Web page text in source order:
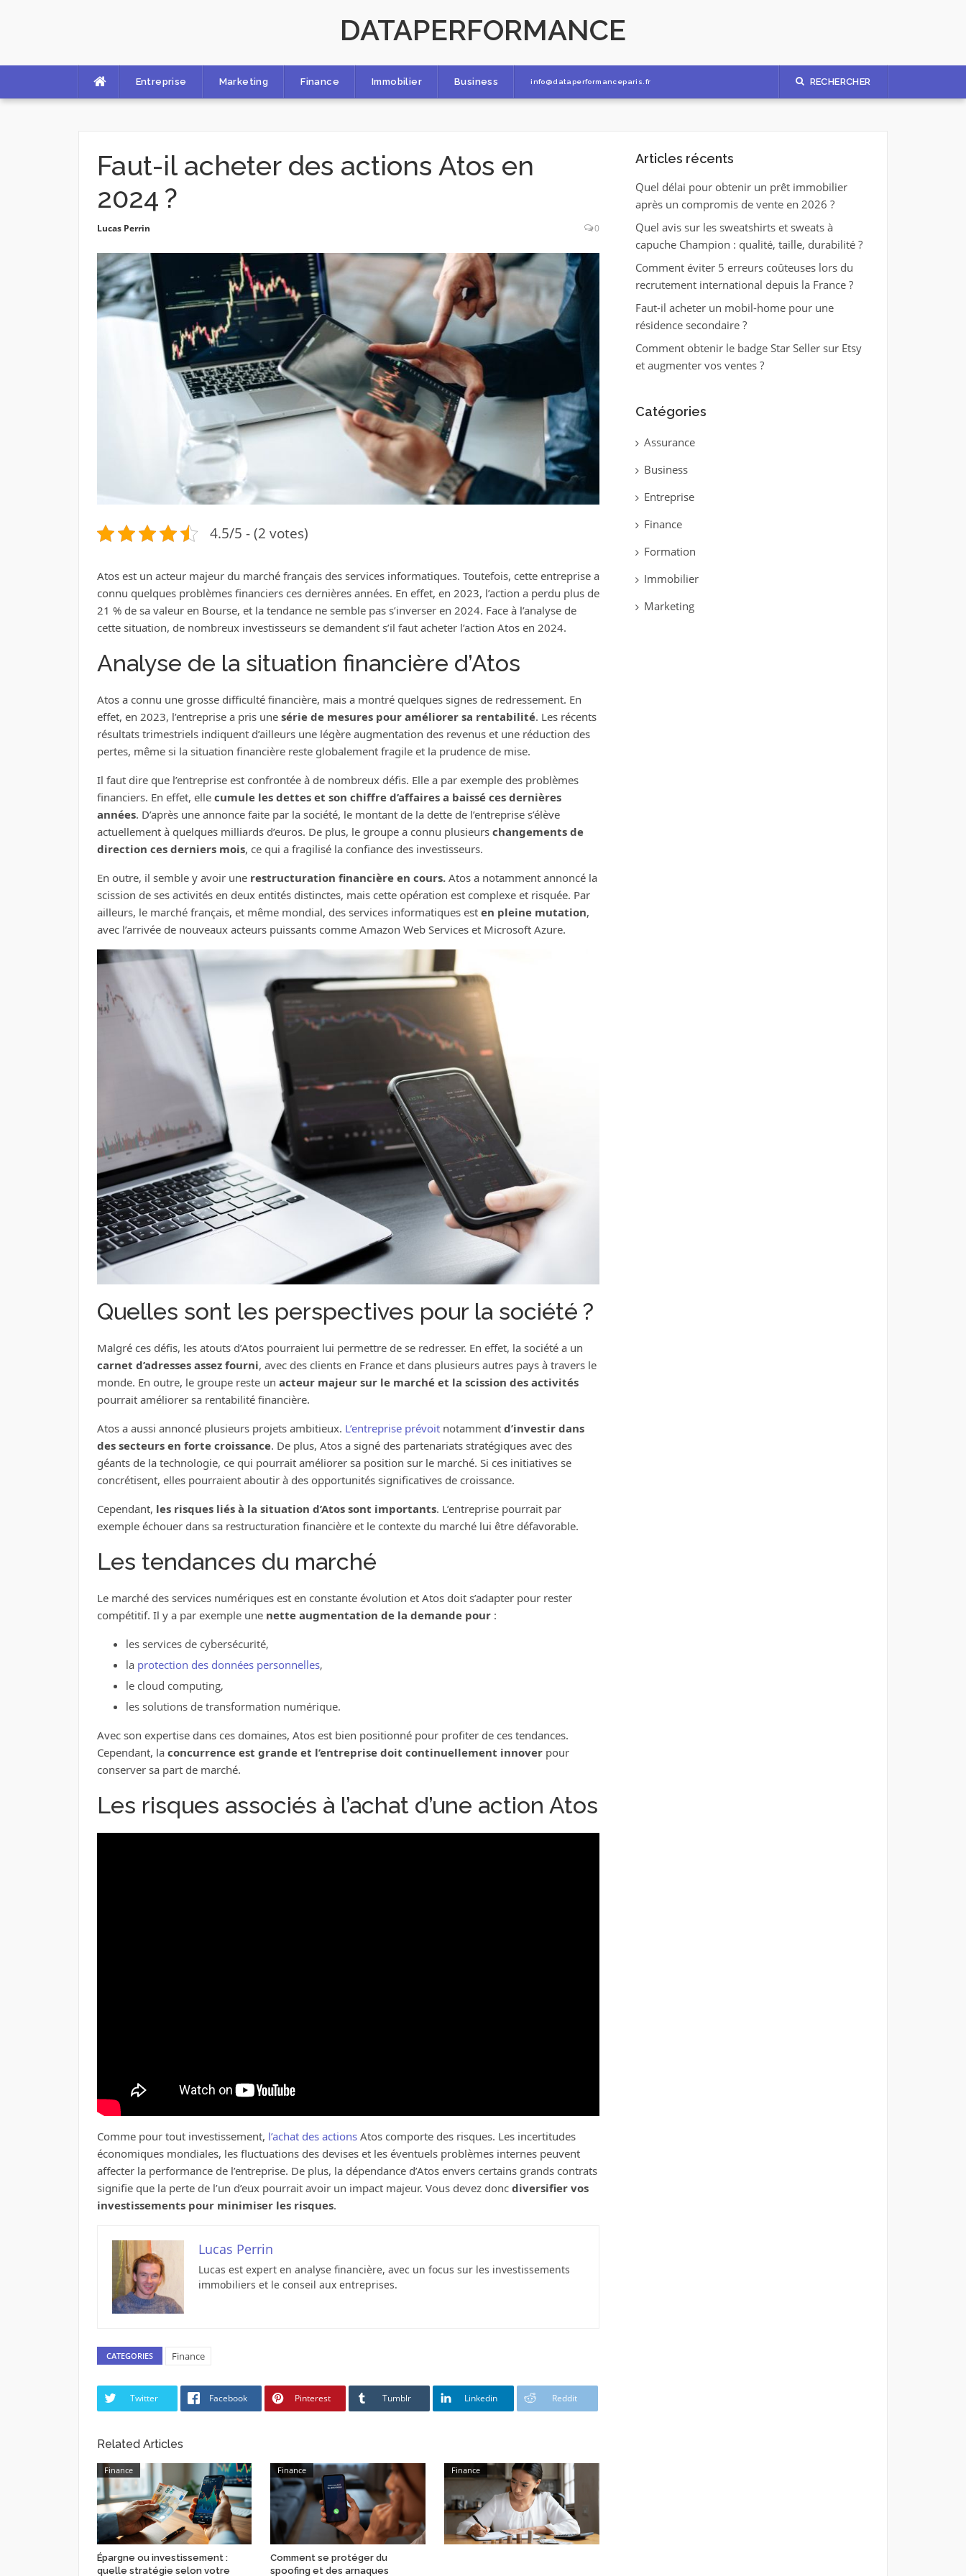
DATAPERFORMANCE
Entreprise Marketing Finance Immobilier Business info@dataperformanceparis.fr RECHERCHER
Faut-il acheter des actions Atos en
2024 ?
Lucas Perrin 0
4.5/5 - (2 votes)
Atos est un acteur majeur du marché français des services informatiques. Toutefois, cette entreprise a
connu quelques problèmes financiers ces dernières années. En effet, en 2023, l’action a perdu plus de
21 % de sa valeur en Bourse, et la tendance ne semble pas s’inverser en 2024. Face à l’analyse de
cette situation, de nombreux investisseurs se demandent s’il faut acheter l’action Atos en 2024.
Analyse de la situation financière d’Atos
Atos a connu une grosse difficulté financière, mais a montré quelques signes de redressement. En
effet, en 2023, l’entreprise a pris une série de mesures pour améliorer sa rentabilité. Les récents
résultats trimestriels indiquent d’ailleurs une légère augmentation des revenus et une réduction des
pertes, même si la situation financière reste globalement fragile et la prudence de mise.
Il faut dire que l’entreprise est confrontée à de nombreux défis. Elle a par exemple des problèmes
financiers. En effet, elle cumule les dettes et son chiffre d’affaires a baissé ces dernières
années. D’après une annonce faite par la société, le montant de la dette de l’entreprise s’élève
actuellement à quelques milliards d’euros. De plus, le groupe a connu plusieurs changements de
direction ces derniers mois, ce qui a fragilisé la confiance des investisseurs.
En outre, il semble y avoir une restructuration financière en cours.Atos a notamment annoncé la
scission de ses activités en deux entités distinctes, mais cette opération est complexe et risquée. Par
ailleurs, le marché français, et même mondial, des services informatiques est en pleine mutation,
avec l’arrivée de nouveaux acteurs puissants comme Amazon Web Services et Microsoft Azure.
Quelles sont les perspectives pour la société ?
Malgré ces défis, les atouts d’Atos pourraient lui permettre de se redresser. En effet, la société a un
carnet d’adresses assez fourni, avec des clients en France et dans plusieurs autres pays à travers le
monde. En outre, le groupe reste un acteur majeur sur le marché et la scission des activités
pourrait améliorer sa rentabilité financière.
Atos a aussi annoncé plusieurs projets ambitieux. L’entreprise prévoitnotamment d’investir dans
des secteurs en forte croissance. De plus, Atos a signé des partenariats stratégiques avec des
géants de la technologie, ce qui pourrait améliorer sa position sur le marché. Si ces initiatives se
concrétisent, elles pourraient aboutir à des opportunités significatives de croissance.
Cependant, les risques liés à la situation d’Atos sont importants. L’entreprise pourrait par
exemple échouer dans sa restructuration financière et le contexte du marché lui être défavorable.
Les tendances du marché
Le marché des services numériques est en constante évolution et Atos doit s’adapter pour rester
compétitif. Il y a par exemple une nette augmentation de la demande pour:
les services de cybersécurité,
la protection des données personnelles,
le cloud computing,
les solutions de transformation numérique.
Avec son expertise dans ces domaines, Atos est bien positionné pour profiter de ces tendances.
Cependant, la concurrence est grande et l’entreprise doit continuellement innoverpour
conserver sa part de marché.
Les risques associés à l’achat d’une action Atos
Comme pour tout investissement, l’achat des actionsAtos comporte des risques. Les incertitudes
économiques mondiales, les fluctuations des devises et les éventuels problèmes internes peuvent
affecter la performance de l’entreprise. De plus, la dépendance d’Atos envers certains grands contrats
signifie que la perte de l’un d’eux pourrait avoir un impact majeur. Vous devez donc diversifier vos
investissements pour minimiser les risques.
Lucas Perrin
Lucas est expert en analyse financière, avec un focus sur les investissements
immobiliers et le conseil aux entreprises.
CATEGORIES Finance
Twitter Facebook Pinterest Tumblr Linkedin Reddit
Related Articles
Finance
Épargne ou investissement :
quelle stratégie selon votre
Finance
Comment se protéger du
spoofing et des arnaques
Finance
Articles récents
Quel délai pour obtenir un prêt immobilier
après un compromis de vente en 2026 ?
Quel avis sur les sweatshirts et sweats à
capuche Champion : qualité, taille, durabilité ?
Comment éviter 5 erreurs coûteuses lors du
recrutement international depuis la France ?
Faut-il acheter un mobil-home pour une
résidence secondaire ?
Comment obtenir le badge Star Seller sur Etsy
et augmenter vos ventes ?
Catégories
Assurance
Business
Entreprise
Finance
Formation
Immobilier
Marketing